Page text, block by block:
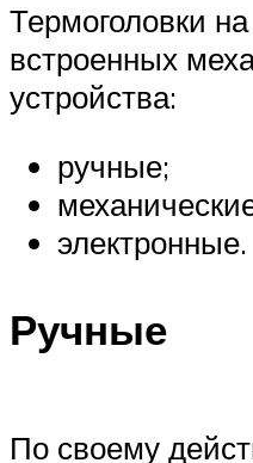
Термоголовки
встроенных
устройства:
ручные;
электронные.
Ручные
По своему